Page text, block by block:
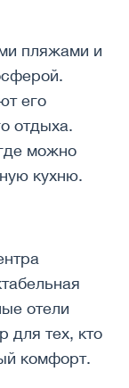
пляжами и
его
отдыха.
можно
кухню.
отели
для тех, кто
комфорт.